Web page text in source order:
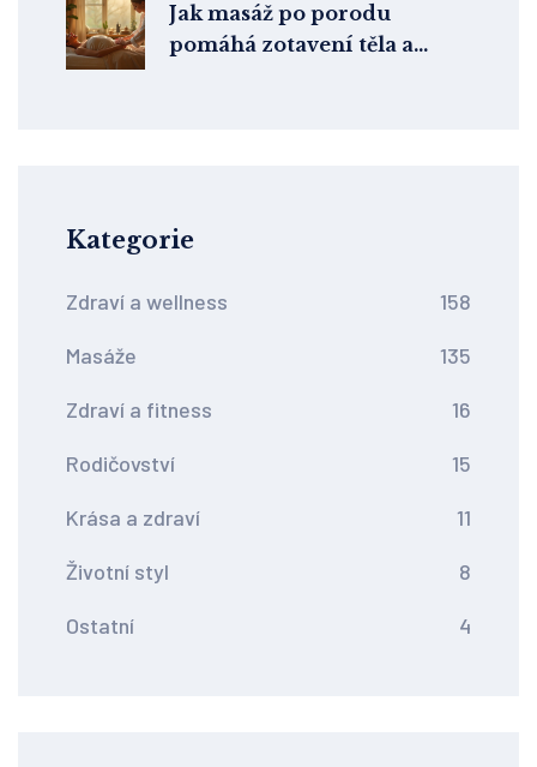
Jak masáž po porodu
pomáhá zotavení těla a
Kategorie
Zdraví a wellness 158
Masáže 135
Zdraví a fitness 16
Rodičovství 15
Krása a zdraví 11
Životní styl 8
Ostatní 4